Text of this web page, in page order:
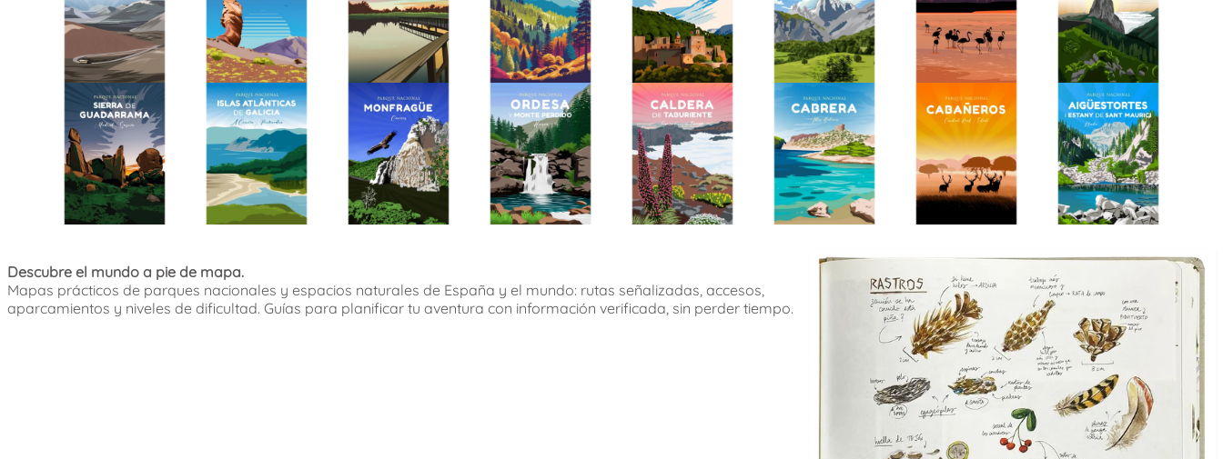
Descubre el mundo a pie de mapa.
Mapas prácticos de parques nacionales y espacios naturales de España y el mundo: rutas señalizadas, accesos,
aparcamientos y niveles de dificultad. Guías para planificar tu aventura con información verificada, sin perder tiempo.